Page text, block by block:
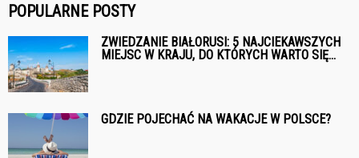
POPULARNE POSTY
ZWIEDZANIE BIAŁORUSI: 5 NAJCIEKAWSZYCH
MIEJSC W KRAJU, DO KTÓRYCH WARTO SIĘ...
GDZIE POJECHAĆ NA WAKACJE W POLSCE?